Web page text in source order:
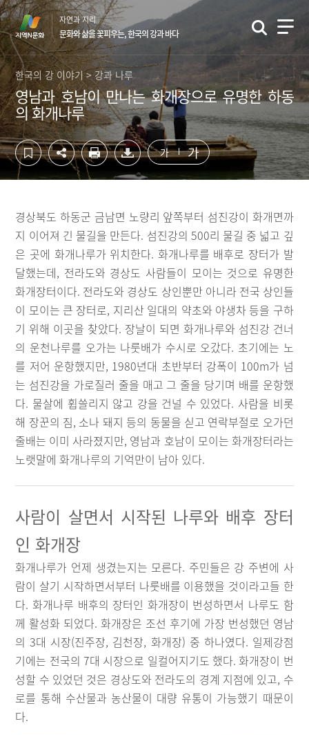
컨
텐
츠
영
역
바
로
가
기
하
단
영
역
바
로
가
기
자연과 지리
문화와 삶을 꽃피우는, 한국의 강과 바다
한국의 강 이야기 > 강과 나루
영남과 호남이 만나는 화개장으로 유명한 하동
의 화개나루
가 가
경상북도 하동군 금남면 노량리 앞쪽부터 섬진강이 화개면까
지 이어져 긴 물길을 만든다. 섬진강의 500리 물길 중 넓고 깊
은 곳에 화개나루가 위치한다. 화개나루를 배후로 장터가 발
달했는데, 전라도와 경상도 사람들이 모이는 것으로 유명한
화개장터이다. 전라도와 경상도 상인뿐만 아니라 전국 상인들
이 모이는 큰 장터로, 지리산 일대의 약초와 야생차 등을 구하
기 위해 이곳을 찾았다. 장날이 되면 화개나루와 섬진강 건너
의 운천나루를 오가는 나룻배가 수시로 오갔다. 초기에는 노
를 저어 운항했지만, 1980년대 초반부터 강폭이 100m가 넘
는 섬진강을 가로질러 줄을 매고 그 줄을 당기며 배를 운항했
다. 물살에 휩쓸리지 않고 강을 건널 수 있었다. 사람을 비롯
해 장꾼의 짐, 소나 돼지 등의 동물을 싣고 연락부절로 오가던
줄배는 이미 사라졌지만, 영남과 호남이 모이는 화개장터라는
노랫말에 화개나루의 기억만이 남아 있다.
사람이 살면서 시작된 나루와 배후 장터
인 화개장
화개나루가 언제 생겼는지는 모른다. 주민들은 강 주변에 사
람이 살기 시작하면서부터 나룻배를 이용했을 것이라고들 한
다. 화개나루 배후의 장터인 화개장이 번성하면서 나루도 함
께 활성화 되었다. 화개장은 조선 후기에 가장 번성했던 영남
의 3대 시장(진주장, 김천장, 화개장) 중 하나였다. 일제강점
기에는 전국의 7대 시장으로 일컬어지기도 했다. 화개장이 번
성할 수 있었던 것은 경상도와 전라도의 경계 지점에 있고, 수
로를 통해 수산물과 농산물이 대량 유통이 가능했기 때문이
다.